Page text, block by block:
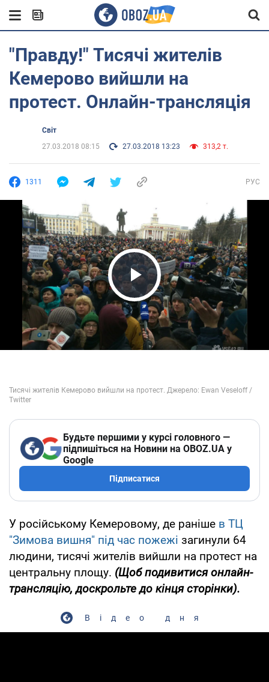
"Правду!" Тисячі жителів
Кемерово вийшли на
протест. Онлайн-трансляція
Світ
27.03.2018 08:15
27.03.2018 13:23 313,2 т.
1311 РУС
Play Video
Будьте першими у курсі головного —
підпишіться на Новини на OBOZ.UA у
Google
Підписатися
У російському Кемеровому, де раніше в ТЦ
"Зимова вишня" під час пожежі загинули 64
людини, тисячі жителів вийшли на протест на
центральну площу. (Щоб подивитися онлайн-
трансляцію, доскрольте до кінця сторінки).
Відео дня